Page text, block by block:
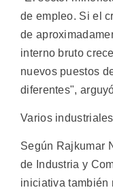
de empleo. Si el
de
interno bruto
nuevos puestos
diferentes",
Varios
Según Rajkumar
de Industria y
iniciativa también